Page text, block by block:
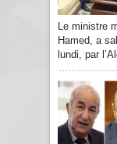
Le ministre
Hamed, a
lundi, par